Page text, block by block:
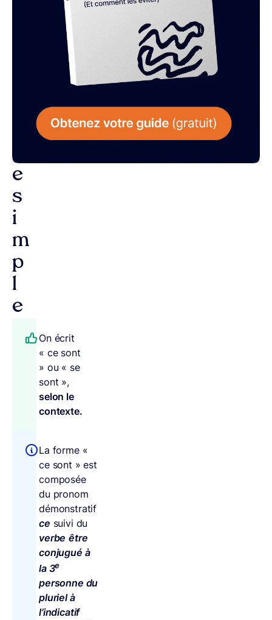
s
e
s
i
m
p
l
e
On écrit
« ce sont
» ou « se
sont »,
selon le
contexte.
La forme «
ce sont » est
composée
du pronom
démonstratif
ce suivi du
verbe être
conjugué à
la 3e
personne du
pluriel à
l’indicatif